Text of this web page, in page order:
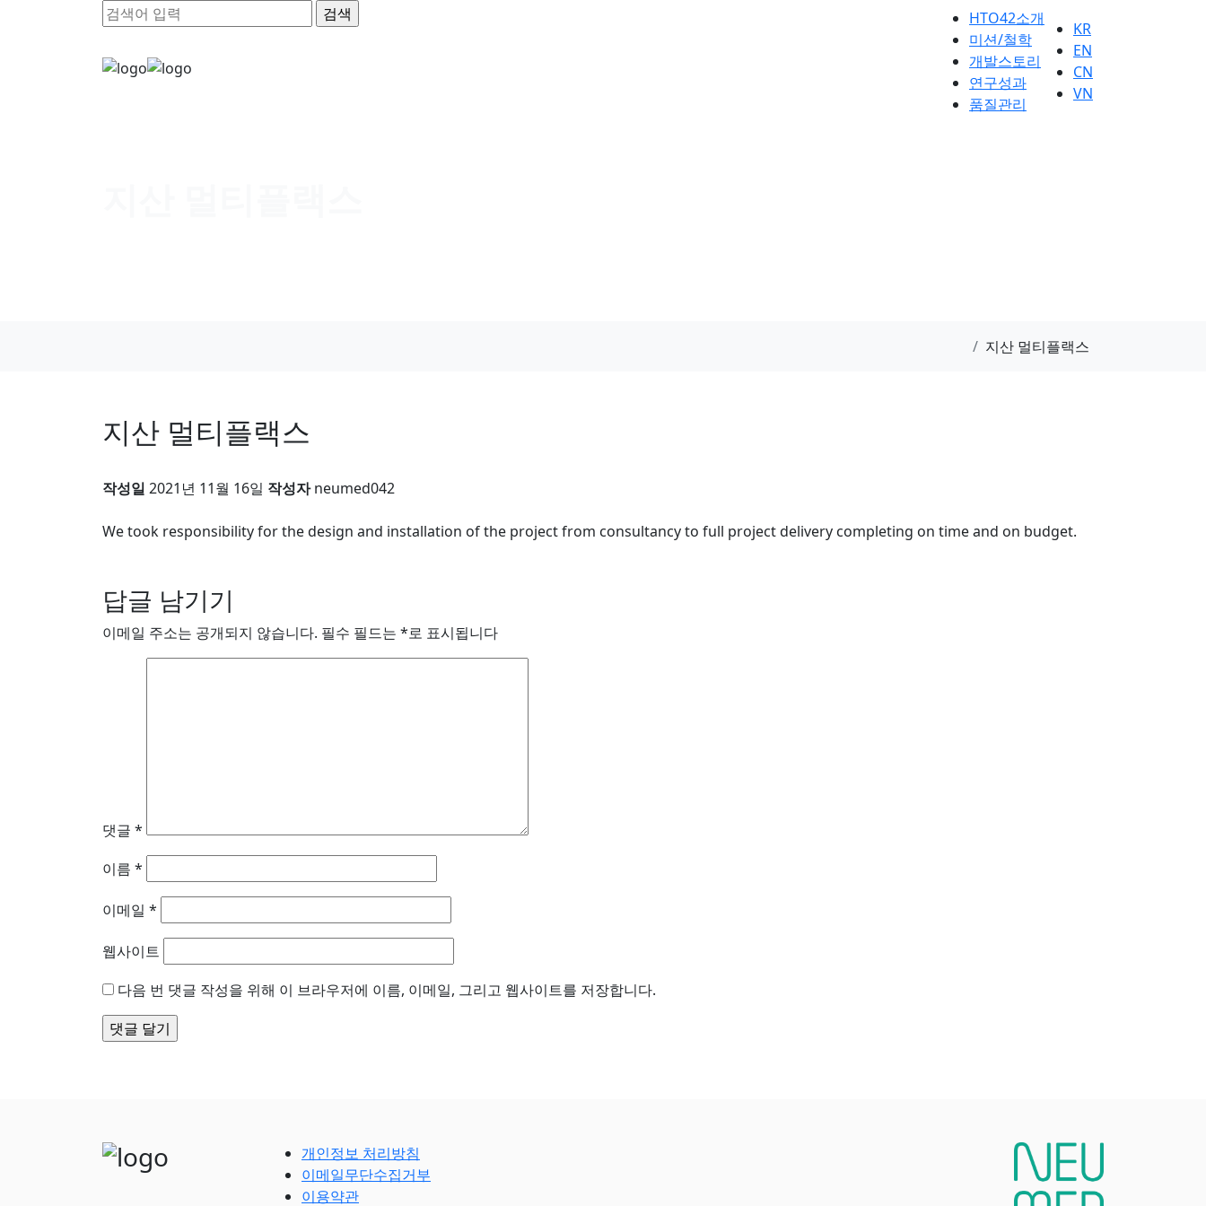
HTO42소개
미션/철학
개발스토리
연구성과
품질관리
KR
EN
CN
VN
지산 멀티플랙스
지산 멀티플랙스
작성일 2021년 11월 16일 작성자neumed042
We took responsibility for the design and installation of the project from consultancy to full project delivery completing on time and on budget.
답글 남기기
이메일 주소는 공개되지 않습니다. 필수 필드는 *로 표시됩니다
댓글 *
이름 *
이메일 *
웹사이트
다음 번 댓글 작성을 위해 이 브라우저에 이름, 이메일, 그리고 웹사이트를 저장합니다.
개인정보 처리방침
이메일무단수집거부
이용약관